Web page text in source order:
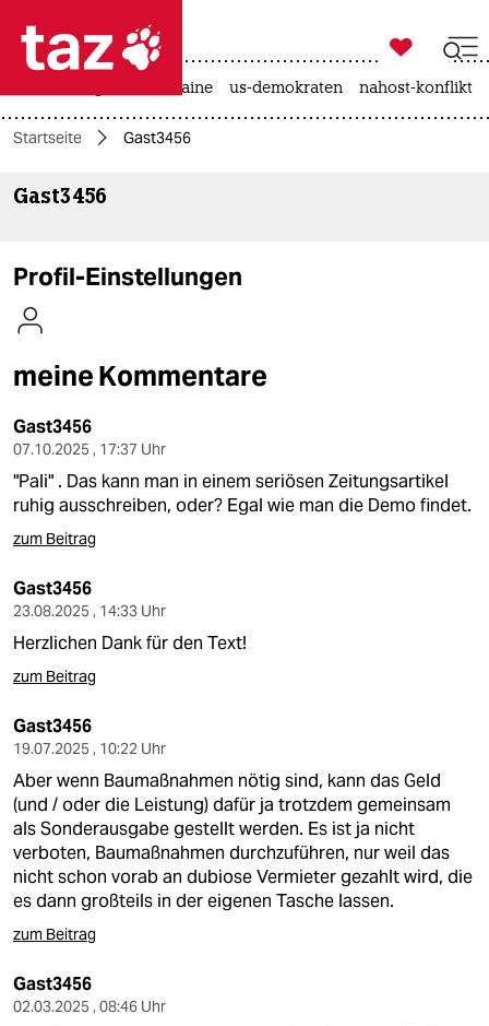
 taz zahl ich
taz zahl ich
themen
kultur
sport
berlin
nord
wahrheit
verlag
verlag
veranstaltungen
fragen & hilfe
unterstützen
abo
genossenschaft
epaper login

taz zahl ich
krieg in der ukraine us-demokraten nahost-konflikt
Startseite Gast3456
Gast3456
Profil-Einstellungen
meine Kommentare
Gast3456
07.10.2025 , 17:37 Uhr
"Pali" . Das kann man in einem seriösen Zeitungsartikel
ruhig ausschreiben, oder? Egal wie man die Demo findet.
zum Beitrag
Gast3456
23.08.2025 , 14:33 Uhr
Herzlichen Dank für den Text!
zum Beitrag
Gast3456
19.07.2025 , 10:22 Uhr
Aber wenn Baumaßnahmen nötig sind, kann das Geld
(und / oder die Leistung) dafür ja trotzdem gemeinsam
als Sonderausgabe gestellt werden. Es ist ja nicht
verboten, Baumaßnahmen durchzuführen, nur weil das
nicht schon vorab an dubiose Vermieter gezahlt wird, die
es dann großteils in der eigenen Tasche lassen.
zum Beitrag
Gast3456
02.03.2025 , 08:46 Uhr